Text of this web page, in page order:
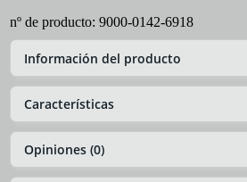
nº de producto: 9000-0142-6918
Información del producto
Características
Opiniones (0)